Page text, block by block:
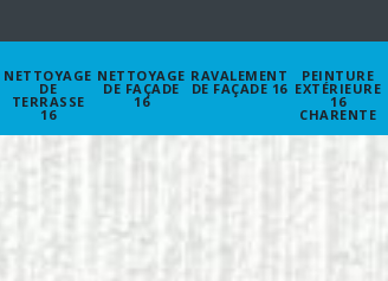
NETTOYAGE
DE
TERRASSE
16
NETTOYAGE
DE FAÇADE
16
RAVALEMENT
DE FAÇADE 16
PEINTURE
EXTÉRIEURE
16
CHARENTE